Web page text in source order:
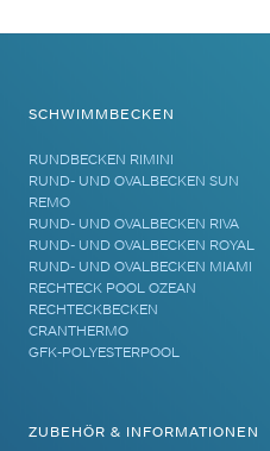
SCHWIMMBECKEN
RUNDBECKEN RIMINI
RUND- UND OVALBECKEN SUN
REMO
RUND- UND OVALBECKEN RIVA
RUND- UND OVALBECKEN ROYAL
RUND- UND OVALBECKEN MIAMI
RECHTECK POOL OZEAN
RECHTECKBECKEN
CRANTHERMO
GFK-POLYESTERPOOL
ZUBEHÖR & INFORMATIONEN